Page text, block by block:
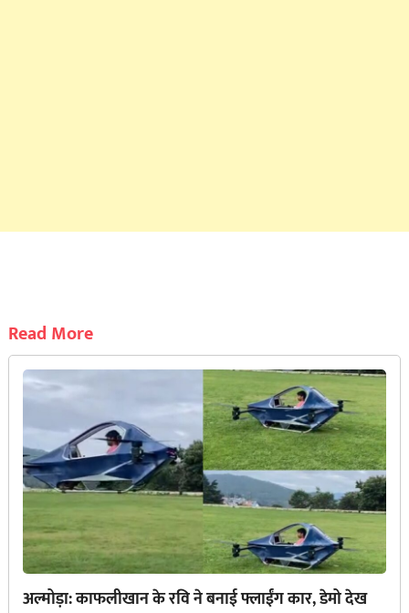
Read More
अल्मोड़ा: काफलीखान के रवि ने बनाई फ्लाईंग कार, डेमो देख